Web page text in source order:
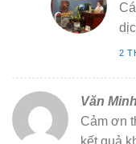
2
Văn Minh
Cảm ơn